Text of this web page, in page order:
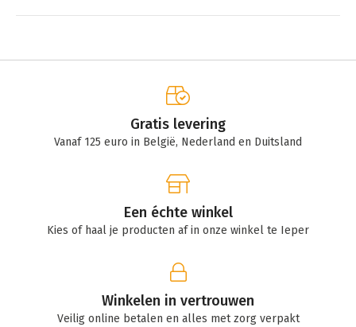
Gratis levering
Vanaf 125 euro in België, Nederland en Duitsland
Een échte winkel
Kies of haal je producten af in onze winkel te Ieper
Winkelen in vertrouwen
Veilig online betalen en alles met zorg verpakt